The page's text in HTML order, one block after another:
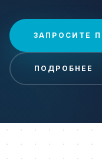
ЗАПРОСИТЕ
ПОДРОБНЕЕ